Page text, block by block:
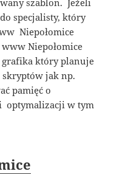
specjalisty, który
Niepołomice
Niepołomice
który planuje
jak np.
pamięć o
optymalizacji w tym